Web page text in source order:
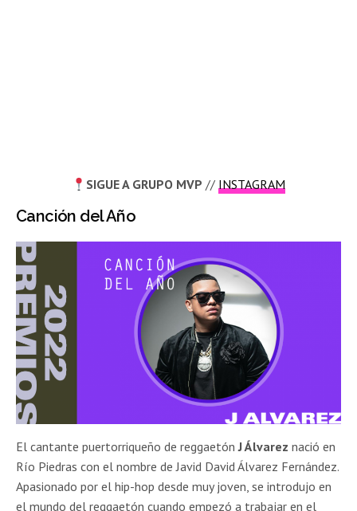
SIGUE A GRUPO MVP // INSTAGRAM
Canción del Año
El cantante puertorriqueño de reggaetónJ Álvarez nació en
Río Piedras con el nombre de Javid David Álvarez Fernández.
Apasionado por el hip-hop desde muy joven, se introdujo en
el mundo del reggaetón cuando empezó a trabajar en el